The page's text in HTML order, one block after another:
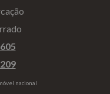
nacional